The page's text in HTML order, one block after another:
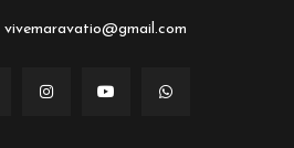
vivemaravatio@gmail.com